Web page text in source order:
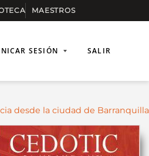
MAESTROS
SESIÓN SALIR
desde la ciudad de Barranquilla